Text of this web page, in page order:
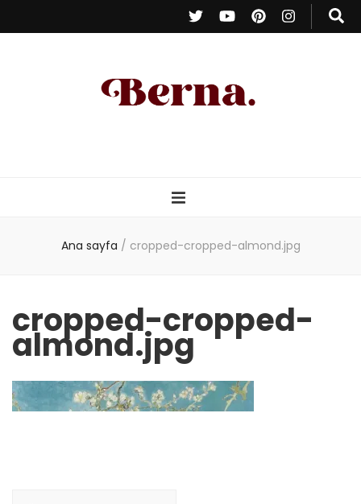
– Kişisel Blog
Ana sayfa / cropped-cropped-almond.jpg
cropped-cropped-
almond.jpg